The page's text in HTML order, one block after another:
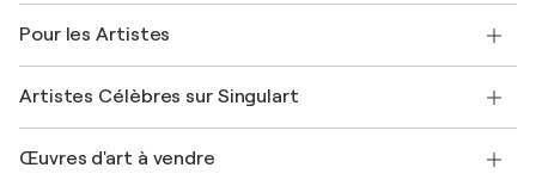
Offrir une carte cadeau
Rejoignez notre programme commercial
Mon compte
+33 1 76 44 06 42
FAQ
Magazine Singulart
Emplois
Découvrez une sélection d'art original
Pour les Artistes
Se connecter en tant qu'Artiste
Artistes Célèbres sur Singulart
Marc Chagall
Œuvres d'art à vendre